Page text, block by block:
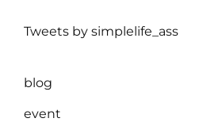
Tweets by simplelife_ass
blog
event